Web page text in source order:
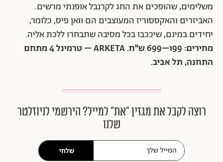
משלימים, שהופכים את החג לקרנבל אופנתי מרשים.
האביזרים והאקססוריז המעוצבים הם וואן פיס, כלומר,
יחידים במינם, שיככבו בכל מסיבה שתבחרו ללכת אליה.
מחירים: 199–699 ש"ח. ARKETA – טרמינל 4 מתחם
התחנה, תל אביב.
רוצה לקבל את מגזין ״את״ למייל? הירשמי לניוזלטר
שלנו
שלחי